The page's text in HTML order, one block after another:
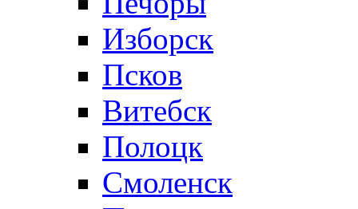
Изборск
Псков
Витебск
Полоцк
Смоленск